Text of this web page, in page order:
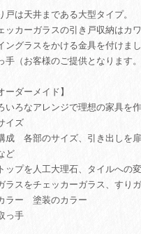
戸は天井まである大型タイプ。
ッカーガラスの引き戸収納はカワ
ングラスをかける金具を付けま
手（お客様のご提供となります。
ーダーメイド】
いろなアレンジで理想の家具を作
イズ
成 各部のサイズ、引き出しを
ど
ップを人工大理石、タイルへの
ラスをチェッカーガラス、すり
ラー 塗装のカラー
っ手